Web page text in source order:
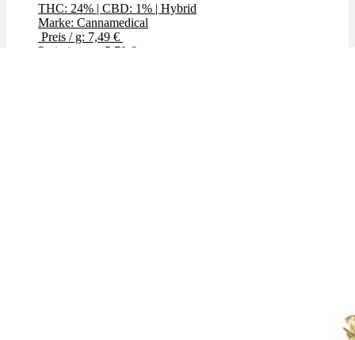
THC: 24% | CBD: 1% | Hybrid
Marke: Cannamedical
Preis / g: 7,49 €
Preis / g: nur 5,79 €